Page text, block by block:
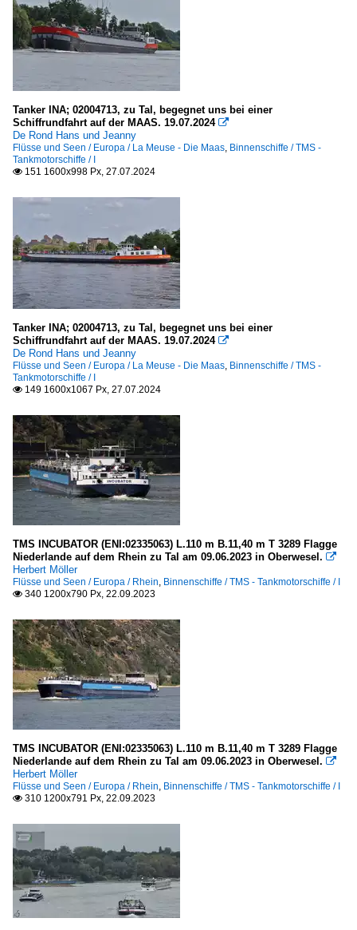
Tanker INA; 02004713, zu Tal, begegnet uns bei einer
Schiffrundfahrt auf der MAAS. 19.07.2024 
De Rond Hans und Jeanny
Flüsse und Seen / Europa / La Meuse - Die Maas, Binnenschiffe / TMS -
Tankmotorschiffe / I
 151 1600x998 Px, 27.07.2024
Tanker INA; 02004713, zu Tal, begegnet uns bei einer
Schiffrundfahrt auf der MAAS. 19.07.2024 
De Rond Hans und Jeanny
Flüsse und Seen / Europa / La Meuse - Die Maas, Binnenschiffe / TMS -
Tankmotorschiffe / I
 149 1600x1067 Px, 27.07.2024
TMS INCUBATOR (ENI:02335063) L.110 m B.11,40 m T 3289 Flagge
Niederlande auf dem Rhein zu Tal am 09.06.2023 in Oberwesel. 
Herbert Möller
Flüsse und Seen / Europa / Rhein, Binnenschiffe / TMS - Tankmotorschiffe / I
 340 1200x790 Px, 22.09.2023
TMS INCUBATOR (ENI:02335063) L.110 m B.11,40 m T 3289 Flagge
Niederlande auf dem Rhein zu Tal am 09.06.2023 in Oberwesel. 
Herbert Möller
Flüsse und Seen / Europa / Rhein, Binnenschiffe / TMS - Tankmotorschiffe / I
 310 1200x791 Px, 22.09.2023